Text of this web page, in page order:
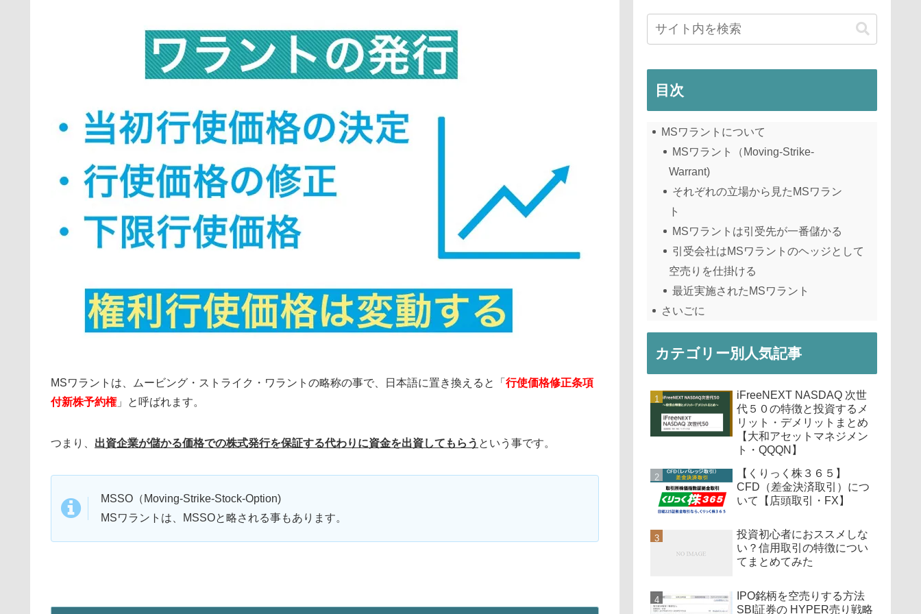
MSワラントは、ムービング・ストライク・ワラントの略称の事で、日本語に置き換えると「 行使価格修正条項
付新株予約権」と呼ばれます。
つまり、 出資企業が儲かる価格での株式発行を保証する代わりに資金を出資してもらう という事です。
MSSO（Moving-Strike-Stock-Option)
MSワラントは、MSSOと略される事もあります。
目次
MSワラントについて
MSワラント（Moving-Strike-
Warrant)
それぞれの立場から見たMSワラン
ト
MSワラントは引受先が一番儲かる
引受会社はMSワラントのヘッジとして
空売りを仕掛ける
最近実施されたMSワラント
さいごに
カテゴリー別人気記事
iFreeNEXT NASDAQ 次世
代５０の特徴と投資するメ
リット・デメリットまとめ
【大和アセットマネジメン
ト・QQQN】
【くりっく株３６５】
CFD（差金決済取引）につ
いて【店頭取引・FX】
投資初心者におススメしな
い？信用取引の特徴につい
てまとめてみた
IPO銘柄を空売りする方法
SBI証券の HYPER売り戦略